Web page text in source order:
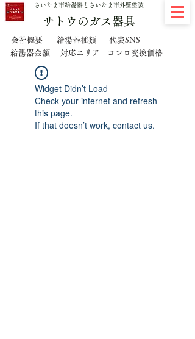
さいたま市給湯器とさいたま市外壁塗装
サトウのガス器具
会社概要 給湯器種類
代表SNS
給湯器金額
対応エリア コンロ交換価格
Widget Didn’t Load
Check your internet and refresh
this page.
If that doesn’t work, contact us.